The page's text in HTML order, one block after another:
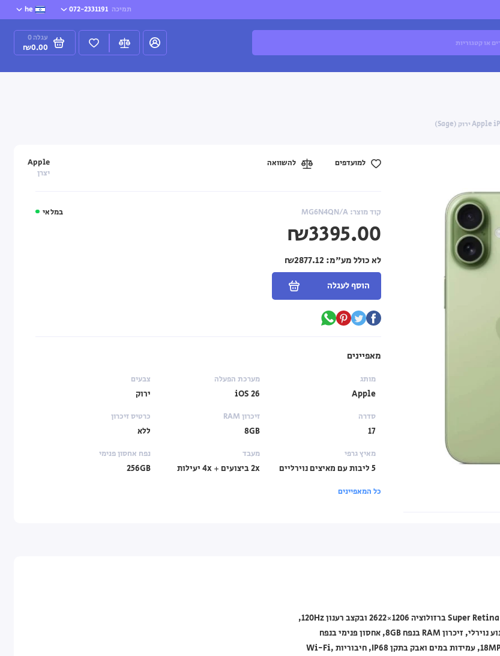
תמיכה 072-2331191
he
עגלה 0
₪0.00
במלאי קוד מוצר: MG6N4QN/A
Apple
יצרן
₪3395.00
לא כולל מע"מ:
הוסף לעגלה
למועדפים להשוואה
מאפיינים
מותג
Apple
מערכת הפעלה
iOS 26
צבעים
ירוק
סדרה
17
זיכרון RAM
8GB
כרטיס זיכרון
ללא
מאיץ גרפי
5 ליבות עם מאיצים נוירליים
מעבד
2x ביצועים + 4x יעילות
נפח אחסון פנימי
256GB
כל המאפיינים
סמארטפון Apple iPhone 17 בצבע ירוק, עם מסך בגודל 6.3" מסוג Super Retina XDR OLED ברזולוציה 1206×2622 ובקצב רענון 120Hz,
מעבד A19 עם 2 ליבות ביצועים ו-4 ליבות יעילות, מאיץ גרפי בעל 5 ליבות עם מנוע נוירלי, זיכרון RAM בנפח 8GB, אחסון פנימי בנפח
256GB, ללא אפשרות הרחבה, מצלמות אחוריות 48MP + 48MP ומצלמה קדמית 18MP, עמידות במים ואבק בתקן IP68, חיבוריות Wi-Fi,